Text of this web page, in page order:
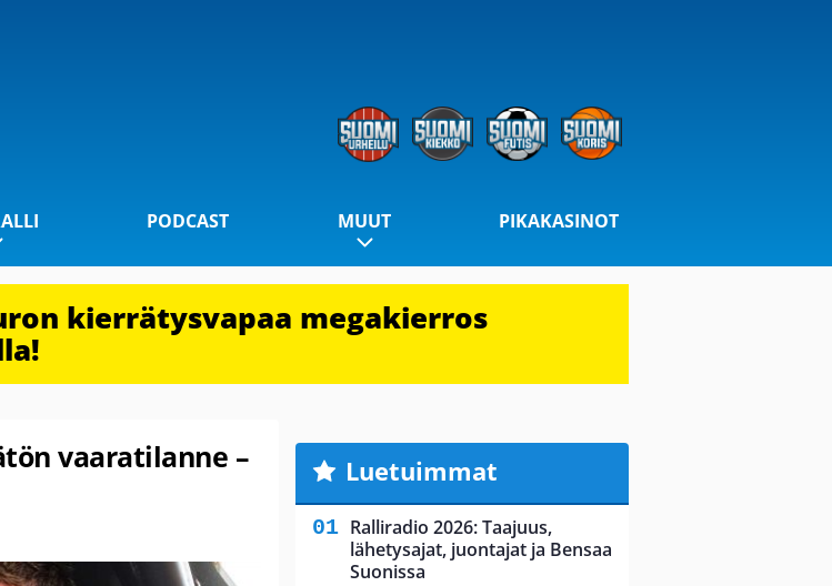
PODCAST MUUT PIKAKASINOT
kierrätysvapaa megakierros
vaaratilanne –
Luetuimmat
Ralliradio 2026: Taajuus,
lähetysajat, juontajat ja Bensaa
Suonissa